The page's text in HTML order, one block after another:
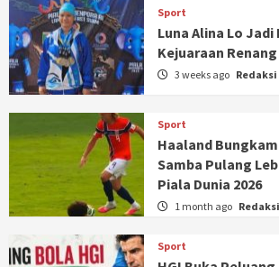
Sport
Luna Alina Lo
Kejuaraan
3 weeks ago Redaksi
Sport
Haaland
Samba Pulang
Piala Dunia 2026
1 month ago Redaksi
Sport